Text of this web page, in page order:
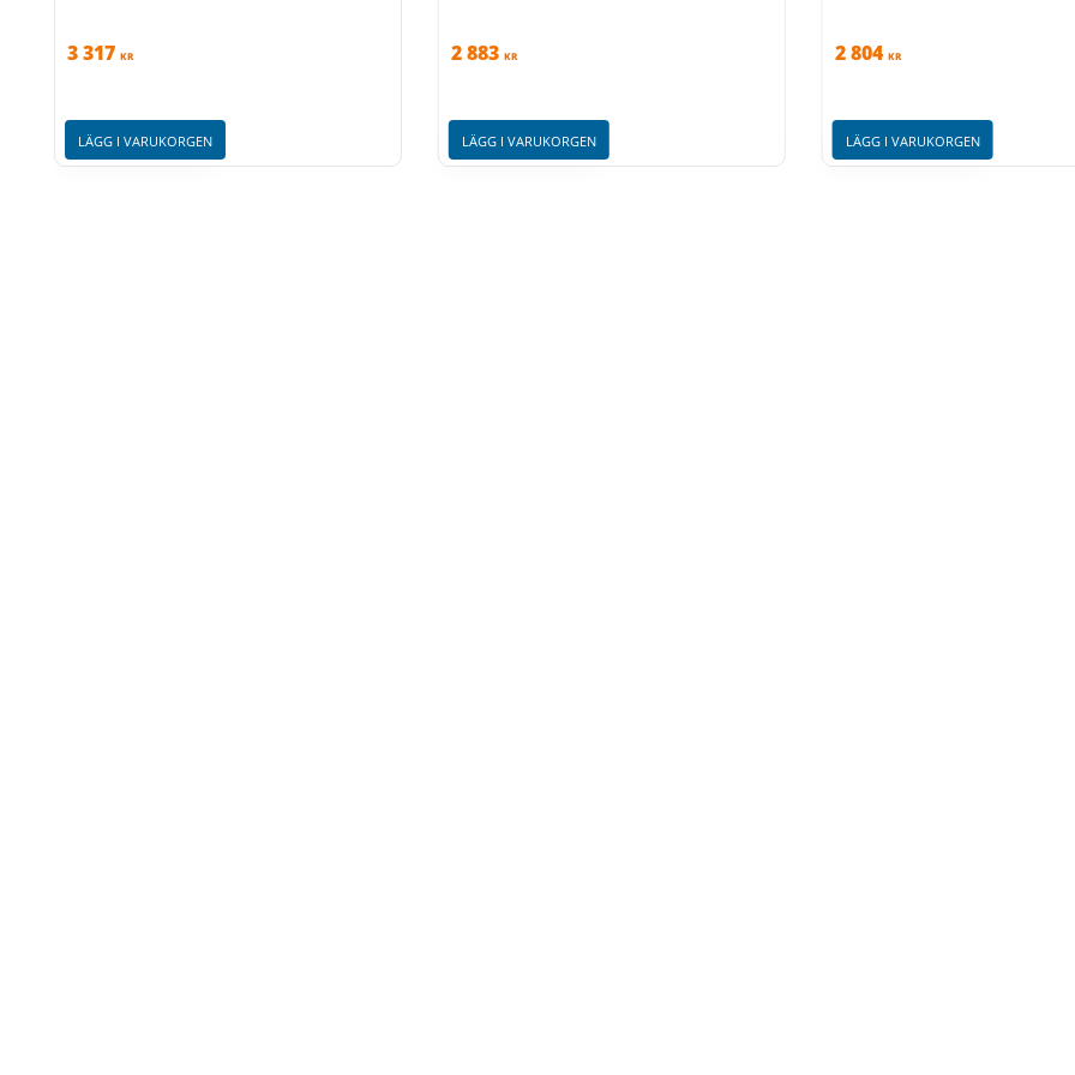
3 317 KR
LÄGG I VARUKORGEN
2 883 KR
LÄGG I VARUKORGEN
2 804 KR
LÄGG I VARUKORGEN